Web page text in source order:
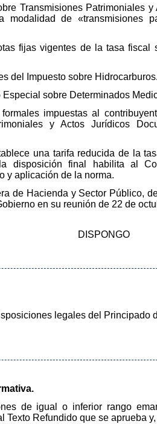
Transmisiones Patrimoniales
de «transmisiones
fijas vigentes de la tasa
del Impuesto sobre Hidrocarburos.
sobre Determinados
impuestas al
y Actos Jurídicos
una tarifa reducida de la
disposición final habilita al
y aplicación de la norma.
de Hacienda y Sector Público,
en su reunión de 22 de
DISPONGO
legales del Principado
de igual o inferior rango
Refundido que se aprueba